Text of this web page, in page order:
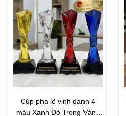
Cúp pha lê vinh danh 4
màu Xanh Đỏ Trong Vàng